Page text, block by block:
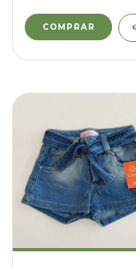
COMPRAR